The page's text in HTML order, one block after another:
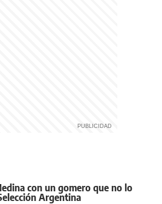
con un gomero que no lo
Argentina